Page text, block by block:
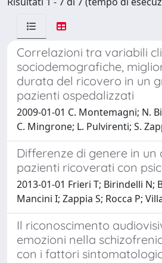
Correlazioni tra variabili
sociodemografiche,
durata del ricovero in un
pazienti ospedalizzati
2009-01-01 C. Montemagni; N.
C. Mingrone; L. Pulvirenti; S.
Differenze di genere in un
pazienti ricoverati con
2013-01-01 Frieri T; Birindelli N;
Mancini I; Zappia S; Rocca P;
Il riconoscimento
emozioni nella
con i fattori